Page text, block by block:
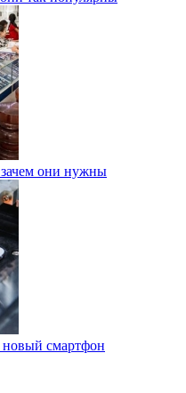
они нужны
новый смартфон